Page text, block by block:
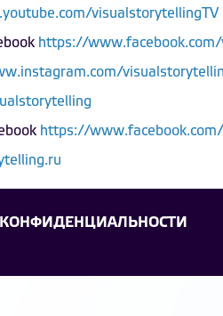
visualstorytellingTV
https://
https://